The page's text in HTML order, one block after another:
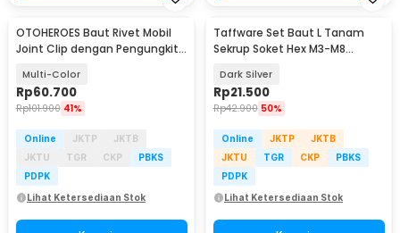
OTOHEROES Baut Rivet Mobil
Joint Clip dengan Pengungkit
Multi-Color
Rp60.700
Rp101.900 41%
Online JKTP
JKTB
JKTU
TGR CKP
PBKS
PDPK
Lihat Ketersediaan Stok
Taffware Set Baut L Tanam
Sekrup Soket Hex M3-M8
Dark Silver
Rp21.500
Rp42.900 50%
Online JKTP
JKTB
JKTU
TGR CKP
PBKS
PDPK
Lihat Ketersediaan Stok